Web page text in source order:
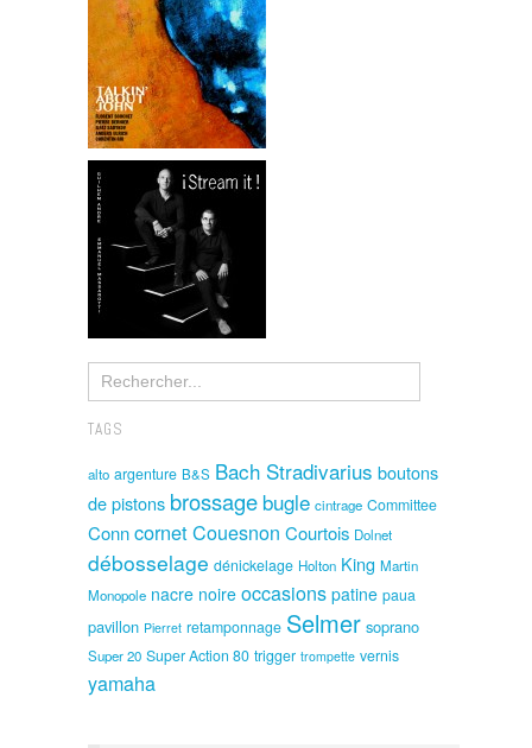
TAGS
alto argenture B&S Bach Stradivarius boutons
de pistons brossage bugle cintrage Committee
ConncornetCouesnon Courtois Dolnet
débosselage dénickelage Holton King Martin
Monopole nacre noire occasions patine paua
pavillon Pierret retamponnage Selmer soprano
Super 20 Super Action 80 trigger trompette vernis
yamaha